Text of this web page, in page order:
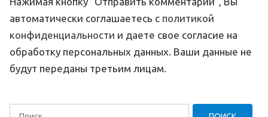
автоматически соглашаетесь с политикой
конфиденциальности и даете свое согласие на
обработку персональных данных. Ваши данные не
будут переданы третьим лицам.
Найти: